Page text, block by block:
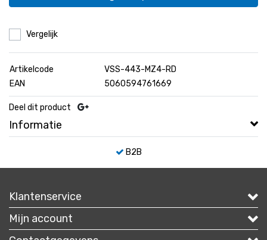
Vergelijk
Artikelcode
VSS-443-MZ4-RD
EAN
5060594761669
Deel dit product
Informatie
B2B
Klantenservice
Mijn account